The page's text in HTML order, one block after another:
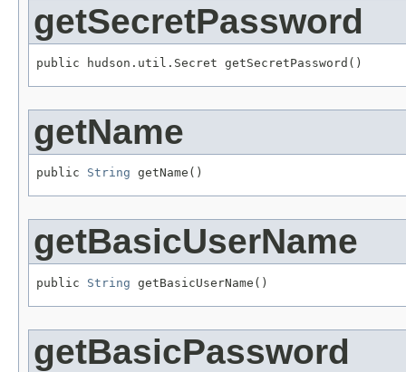
getSecretPassword
public hudson.util.Secret getSecretPassword()
getName
public String getName()
getBasicUserName
public String getBasicUserName()
getBasicPassword